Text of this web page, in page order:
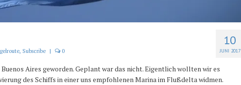
10
JUNI 2017
, Subscribe | 0
Aires geworden. Geplant war das nicht. Eigentlich wollten wir es
des Schiffs in einer uns empfohlenen Marina im Flußdelta widmen.